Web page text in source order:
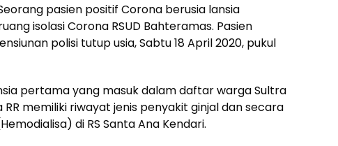
pasien positif Corona berusia lansia
isolasi Corona RSUD Bahteramas. Pasien
polisi tutup usia, Sabtu 18 April 2020, pukul
pertama yang masuk dalam daftar warga Sultra
memiliki riwayat jenis penyakit ginjal dan secara
di RS Santa Ana Kendari.